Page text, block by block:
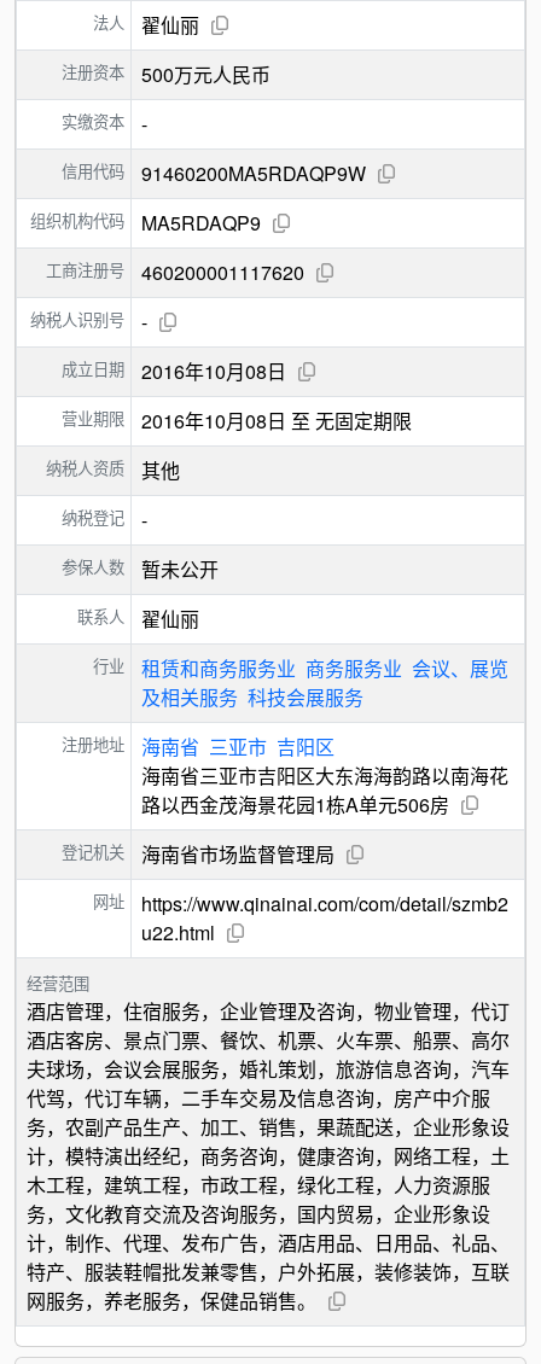
法人 翟仙丽
注册资本 500万元人民币
实缴资本 -
信用代码 91460200MA5RDAQP9W
组织机构代码 MA5RDAQP9
工商注册号 460200001117620
纳税人识别号 -
成立日期 2016年10月08日
营业期限 2016年10月08日 至 无固定期限
纳税人资质 其他
纳税登记 -
参保人数 暂未公开
联系人 翟仙丽
行业 租赁和商务服务业 商务服务业 会议、展览
及相关服务 科技会展服务
注册地址 海南省 三亚市 吉阳区
海南省三亚市吉阳区大东海海韵路以南海花
路以西金茂海景花园1栋A单元506房
登记机关 海南省市场监督管理局
网址
https://www.qinainai.com/com/detail/szmb2
u22.html
经营范围
酒店管理，住宿服务，企业管理及咨询，物业管理，代订
酒店客房、景点门票、餐饮、机票、火车票、船票、高尔
夫球场，会议会展服务，婚礼策划，旅游信息咨询，汽车
代驾，代订车辆，二手车交易及信息咨询，房产中介服
务，农副产品生产、加工、销售，果蔬配送，企业形象设
计，模特演出经纪，商务咨询，健康咨询，网络工程，土
木工程，建筑工程，市政工程，绿化工程，人力资源服
务，文化教育交流及咨询服务，国内贸易，企业形象设
计，制作、代理、发布广告，酒店用品、日用品、礼品、
特产、服装鞋帽批发兼零售，户外拓展，装修装饰，互联
网服务，养老服务，保健品销售。